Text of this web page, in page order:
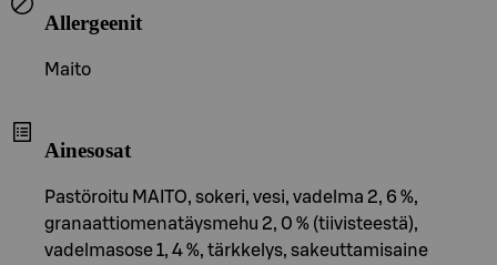
Allergeenit
Maito
Ainesosat
Pastöroitu MAITO, sokeri, vesi, vadelma 2, 6 %,
granaattiomenatäysmehu 2, 0 % (tiivisteestä),
vadelmasose 1, 4 %, tärkkelys, sakeuttamisaine